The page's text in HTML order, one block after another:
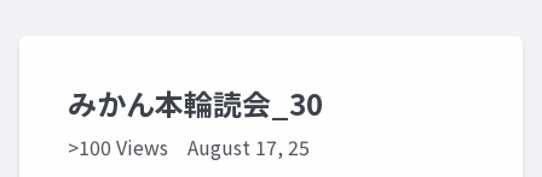
みかん本輪読会_30
>100 Views August 17, 25